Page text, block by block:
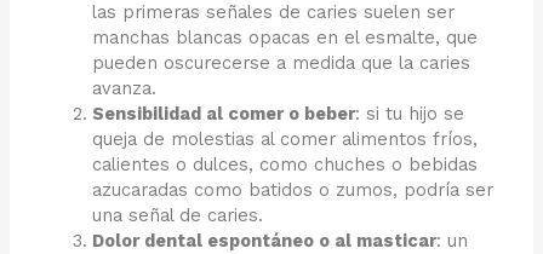
las primeras señales de caries suelen ser
manchas blancas opacas en el esmalte, que
pueden oscurecerse a medida que la caries
avanza.
Sensibilidad al comer o beber: si tu hijo se
queja de molestias al comer alimentos fríos,
calientes o dulces, como chuches o bebidas
azucaradas como batidos o zumos, podría ser
una señal de caries.
Dolor dental espontáneo o al masticar: un